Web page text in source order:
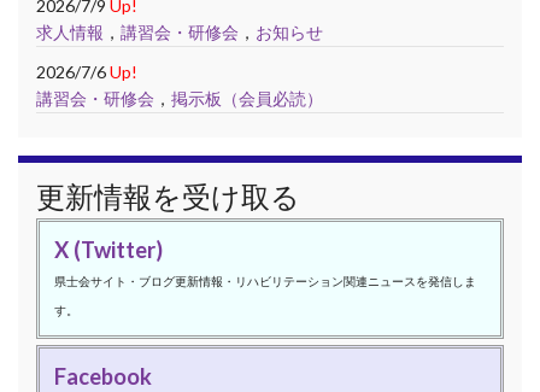
2026/7/9 Up!
求人情報 ， 講習会・研修会 ， お知らせ
2026/7/6Up!
講習会・研修会 ， 掲示板（会員必読）
更新情報を受け取る
X (Twitter)
県士会サイト・ブログ更新情報・リハビリテーション関連ニュースを発信しま
す。
Facebook